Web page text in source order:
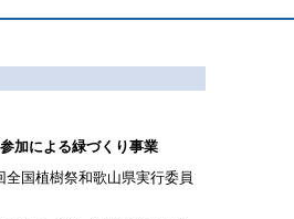
加による緑づくり事業
全国植樹祭和歌山県実行委員